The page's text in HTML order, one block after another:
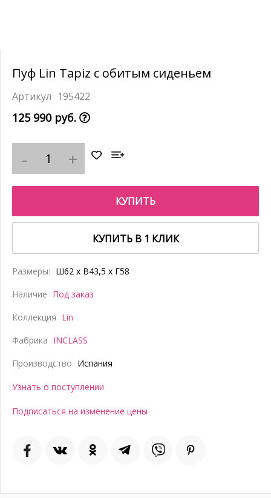
Пуф Lin Tapiz с обитым сиденьем
195422
125 990 руб.
КУПИТЬ
КУПИТЬ В 1 КЛИК
Размеры: Ш62 x В43,5 x Г58
Наличие Под заказ
Коллекция Lin
Фабрика INCLASS
Производство Испания
Узнать о поступлении
Подписаться на изменение цены